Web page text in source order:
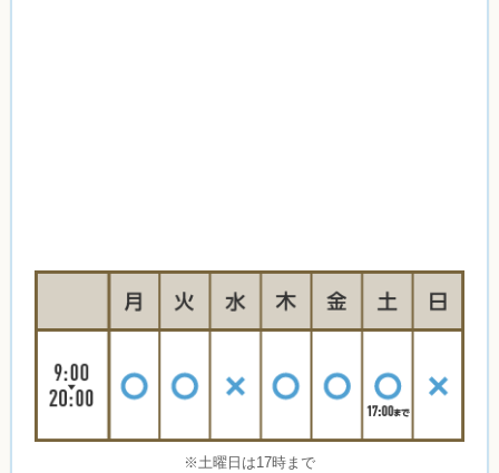
※土曜日は17時まで